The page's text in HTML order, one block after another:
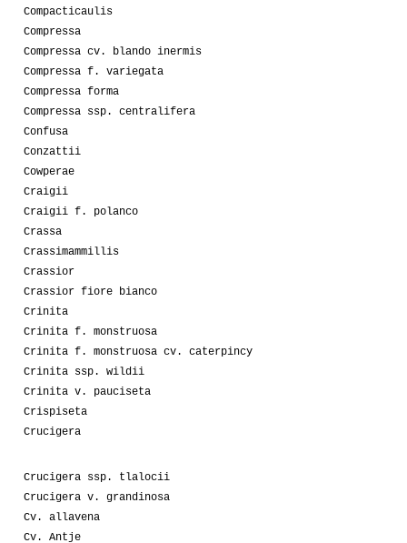
Compacticaulis
Compressa
Compressa cv. blando inermis
Compressa f. variegata
Compressa forma
Compressa ssp. centralifera
Confusa
Conzattii
Cowperae
Craigii
Craigii f. polanco
Crassa
Crassimammillis
Crassior
Crassior fiore bianco
Crinita
Crinita f. monstruosa
Crinita f. monstruosa cv. caterpincy
Crinita ssp. wildii
Crinita v. pauciseta
Crispiseta
Crucigera
Crucigera ssp. tlalocii
Crucigera v. grandinosa
Cv. allavena
Cv. Antje